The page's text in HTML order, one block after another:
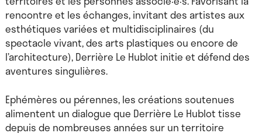
rencontre et les échanges, invitant des artistes aux
esthétiques variées et multidisciplinaires (du
spectacle vivant, des arts plastiques ou encore de
l’architecture), Derrière Le Hublot initie et défend des
aventures singulières.
Ephémères ou pérennes, les créations soutenues
alimentent un dialogue que Derrière Le Hublot tisse
depuis de nombreuses années sur un territoire